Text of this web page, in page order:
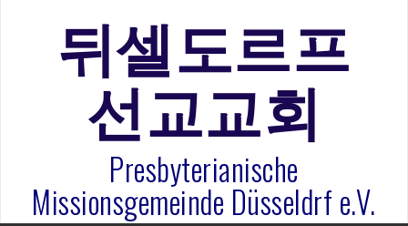
은퇴사-우선화 권사
20260322 주안에 가만히 머물기(요한복음 15:1-17) 손
훈목사
뒤셀도르프
선교교회
Presbyterianische
Missionsgemeinde Düsseldrf e.V.